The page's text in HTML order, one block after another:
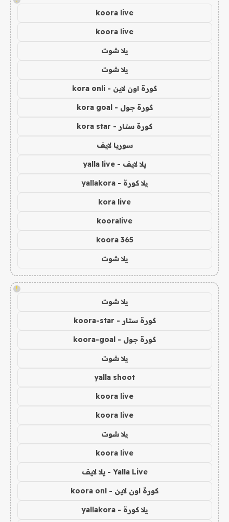
koora live
koora live
يلا شوت
يلا شوت
كورة اون لاين - kora onli
كورة جول - kora goal
كورة ستار - kora star
سوريا لايف
يلا لايف - yalla live
يلا كورة - yallakora
kora live
kooralive
koora 365
يلا شوت
!
يلا شوت
كورة ستار - koora-star
كورة جول - koora-goal
يلا شوت
yalla shoot
koora live
koora live
يلا شوت
koora live
Yalla Live - يلا لايف
كورة اون لاين - koora onl
يلا كورة - yallakora